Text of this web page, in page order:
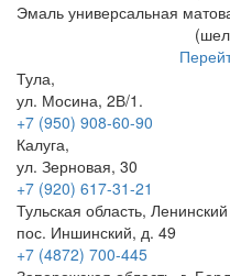
Эмаль универсальная
Тула,
ул. Мосина, 2В/1.
+7 (950) 908-60-90
Калуга,
ул. Зерновая, 30
+7 (920) 617-31-21
Тульская область,
пос. Иншинский, д. 49
+7 (4872) 700-445